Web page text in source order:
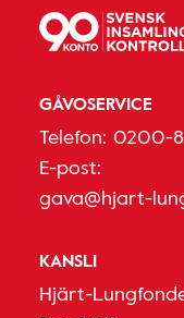
GÅVOSERVICE
Telefon: 0200-
E-post:
gava@hjart-
KANSLI
Hjärt-